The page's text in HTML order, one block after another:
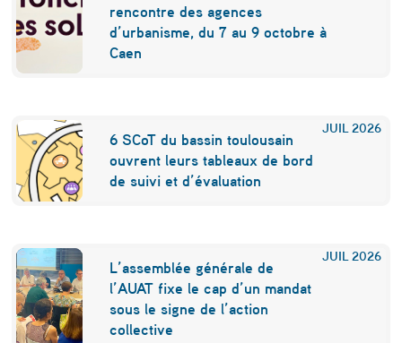
l
a
p
r
i
t
a
n
rencontre des agences
d’urbanisme, du 7 au 9 octobre à
Caen
JUIL 2026
6 SCoT du bassin toulousain
ouvrent leurs tableaux de bord
de suivi et d’évaluation
JUIL 2026
L’assemblée générale de
l’AUAT fixe le cap d’un mandat
sous le signe de l’action
collective